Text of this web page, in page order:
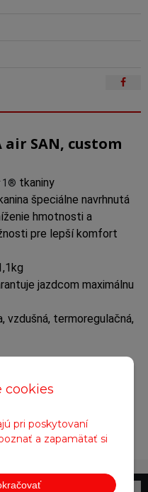
cookies
pri poskytovaní
a zapamätať si
air SAN, custom
1® tkaniny
špeciálne navrhnutá
hmotnosti a
pre lepší komfort
jazdcom maximálnu
vzdušná, termoregulačná,
je možné express